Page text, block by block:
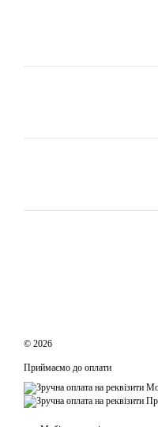
© 2026
Приймаємо до оплати